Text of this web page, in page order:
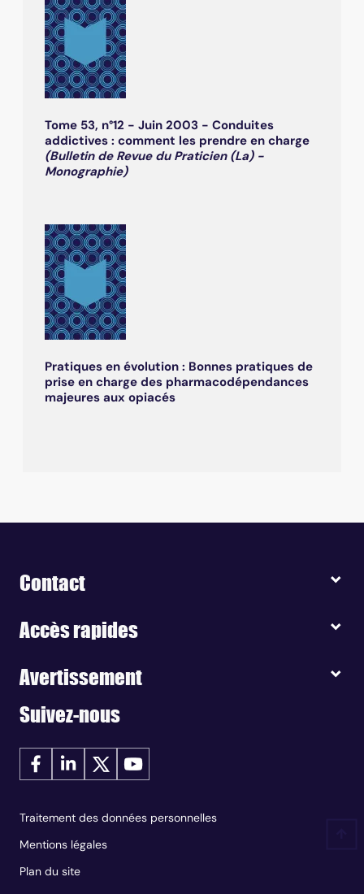
Tome 53, n°12 - Juin 2003 - Conduites
addictives : comment les prendre en charge
(Bulletin de Revue du Praticien (La) -
Monographie)
Pratiques en évolution : Bonnes pratiques de
prise en charge des pharmacodépendances
majeures aux opiacés
Contact
Accès rapides
Avertissement
Suivez-nous
Traitement des données personnelles
Mentions légales
Plan du site